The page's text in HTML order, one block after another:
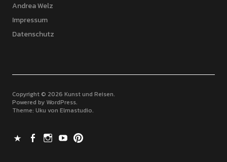
Andrea Welz
Impressum
Datenschutz
Copyright © 2026 Kunst und Reisen
Powered by WordPress
Theme: Uku von Elmastudio